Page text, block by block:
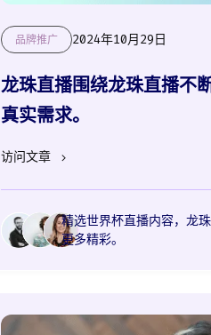
品牌推广 2024年10月29日
龙珠直播围绕龙珠直播不
真实需求。
访问文章
精选世界杯直播内容，龙
更多精彩。